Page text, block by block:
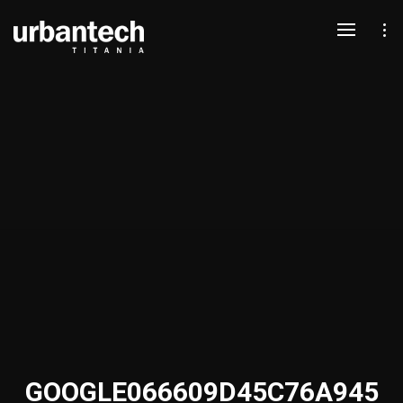
GOOGLE066609D45C76A945